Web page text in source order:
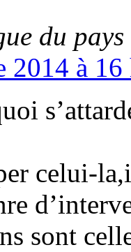
du pays
2014 à
celui-
sont